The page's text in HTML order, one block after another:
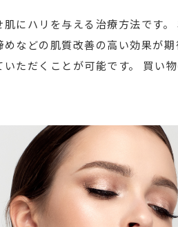
にハリを与える治療方法です。
などの肌質改善の高い効果が期
ただくことが可能です。 買い